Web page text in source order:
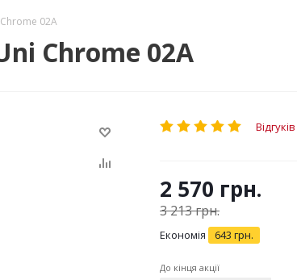
02A
Chrome 02A
Відгуків
2 570 грн.
3 213грн.
Економія 643 грн.
До кінця акції